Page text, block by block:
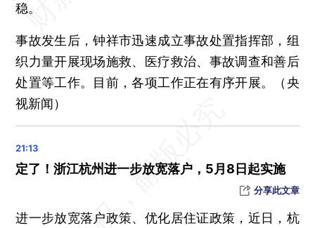
中国驻文莱大使馆：提醒中国公民注意旅行安全
云南玉溪山火：违规用火所致 共投入3300余人开展扑救工作
国家林草局：2023年将建设防火隔离带约850公里
“五一”假期火车票，明天开售
中国留学生在英徒步失联，使馆通报
国际货币基金组织总裁：预计今年中国对全球经济增长贡献率约为1/3
杭州钱塘区放宽限购 外地户籍只需1个月社保可购房
中央气象台：沙尘暴预警连续7天发布，北京等地沙尘日数已达5天
全球最大吨位豪华客滚船在广州启航 内装材料实现100%国产化
稳。
事故发生后，钟祥市迅速成立事故处置指挥部，组
织力量开展现场施救、医疗救治、事故调查和善后
处置等工作。目前，各项工作正在有序开展。（央
视新闻）
定了！浙江杭州进一步放宽落户，5月8日起实施
分享此文章
进一步放宽落户政策、优化居住证政策，近日，杭